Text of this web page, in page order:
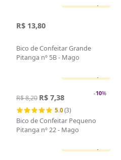
R$ 13,80
Bico de Confeitar Grande
Pitanga nº 5B - Mago
-10%
R$ 8,20 R$ 7,38
5.0(3)
Bico de Confeitar Pequeno
Pitanga nº 22 - Mago